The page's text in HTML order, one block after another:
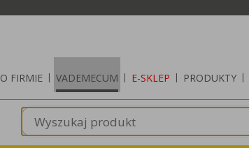
O FIRMIE | VADEMECUM | E-SKLEP | PRODUKTY |